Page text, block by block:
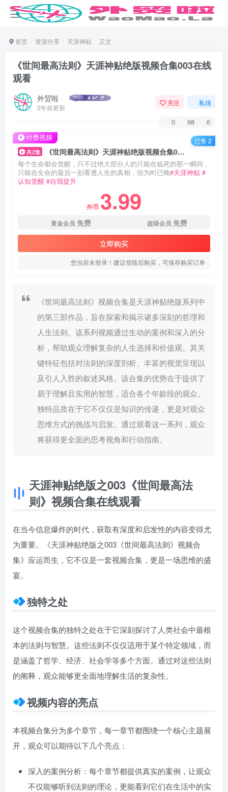
首页 资源分享 天涯神贴 正文
《世间最高法则》天涯神贴绝版视频合集003在线
观看
外贸啦
2年前更新
关注 私信
0 98 6
共2集 《世间最高法则》天涯神贴绝版视频合集003在线观看
每个生命都会觉醒，只不过绝大部分人的只能在临死的那一瞬间，
只能在生命的最后一刻看透人生的真相，但为时已晚#天涯神贴 #
认知觉醒 #自我提升
外币 3.99
黄金会员 免费 超级会员 免费
立即购买
您当前未登录！建议登陆后购买，可保存购买订单
付费视频 已售 2
《世间最高法则》视频合集是天涯神贴绝版系列中
的第三部作品，旨在探索和揭示诸多深刻的哲理和
人生法则。该系列视频通过生动的案例和深入的分
析，帮助观众理解复杂的人生选择和价值观。其关
键特征包括对法则的深度剖析、丰富的视觉呈现以
及引人入胜的叙述风格。该合集的优势在于提供了
易于理解且实用的智慧，适合各个年龄段的观众。
独特品质在于它不仅仅是知识的传递，更是对观众
思维方式的挑战与启发。通过观看这一系列，观众
将获得更全面的思考视角和行动指南。
天涯神贴绝版之003《世间最高法
则》视频合集在线观看
在当今信息爆炸的时代，获取有深度和启发性的内容变得尤
为重要。《天涯神贴绝版之003《世间最高法则》视频合
集》应运而生，它不仅是一套视频合集，更是一场思维的盛
宴。
独特之处
这个视频合集的独特之处在于它深刻探讨了人类社会中最根
本的法则与智慧。这些法则不仅仅适用于某个特定领域，而
是涵盖了哲学、经济、社会学等多个方面。通过对这些法则
的阐释，观众能够更全面地理解生活的复杂性。
视频内容的亮点
本视频合集分为多个章节，每一章节都围绕一个核心主题展
开，观众可以期待以下几个亮点：
深入的案例分析：每个章节都提供真实的案例，让观众
不仅能够听到法则的理论，更能看到它们在生活中的实